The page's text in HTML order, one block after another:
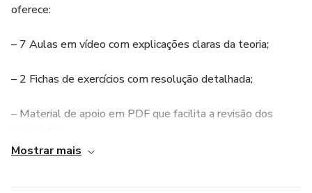
oferece:
– 7 Aulas em vídeo com explicações claras da teoria;
– 2 Fichas de exercícios com resolução detalhada;
– Material de apoio em PDF que facilita a revisão dos
Mostrar mais